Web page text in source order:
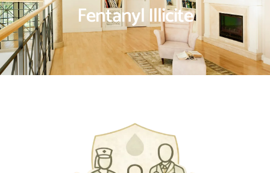
Fentanyl Illicite